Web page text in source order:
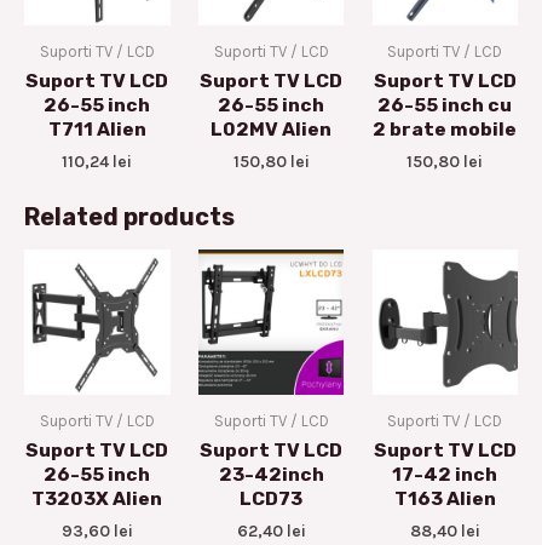
Suporti TV / LCD
Suport TV LCD
26-55 inch
T711 Alien
110,24 lei
Suporti TV / LCD
Suport TV LCD
26-55 inch
L02MV Alien
150,80 lei
Suporti TV / LCD
Suport TV LCD
26-55 inch cu
2 brate mobile
150,80 lei
Related products
Suporti TV / LCD
Suport TV LCD
26-55 inch
T3203X Alien
93,60 lei
Suporti TV / LCD
Suport TV LCD
23-42inch
LCD73
62,40 lei
Suporti TV / LCD
Suport TV LCD
17-42 inch
T163 Alien
88,40 lei